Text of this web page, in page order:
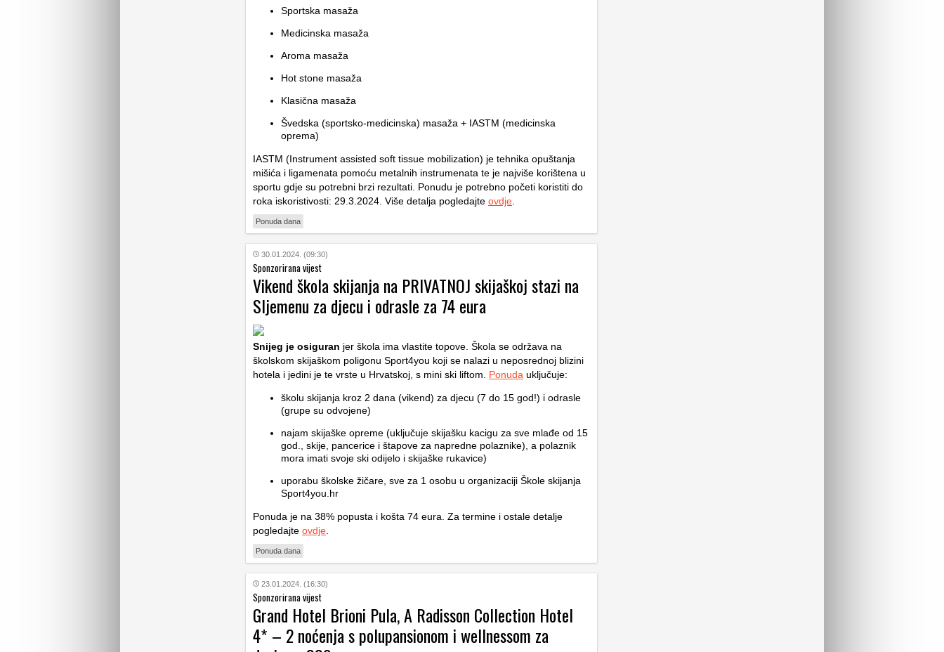
Sportska masaža
Medicinska masaža
Aroma masaža
Hot stone masaža
Klasična masaža
Švedska (sportsko-medicinska) masaža + IASTM (medicinska
oprema)
IASTM (Instrument assisted soft tissue mobilization) je tehnika opuštanja
mišića i ligamenata pomoću metalnih instrumenata te je najviše korištena u
sportu gdje su potrebni brzi rezultati. Ponudu je potrebno početi koristiti do
roka iskoristivosti: 29.3.2024. Više detalja pogledajte ovdje
Ponuda dana
30.01.2024. (09:30)
Sponzorirana vijest
Vikend škola skijanja na PRIVATNOJ skijaškoj stazi na
Sljemenu za djecu i odrasle za 74 eura
Snijeg je osiguran jer škola ima vlastite topove. Škola se održava na
školskom skijaškom poligonu Sport4you koji se nalazi u neposrednoj blizini
hotela i jedini je te vrste u Hrvatskoj, s mini ski liftom. Ponuda uključuje:
školu skijanja kroz 2 dana (vikend) za djecu (7 do 15 god!) i odrasle
(grupe su odvojene)
najam skijaške opreme (uključuje skijašku kacigu za sve mlađe od 15
god., skije, pancerice i štapove za napredne polaznike), a polaznik
mora imati svoje ski odijelo i skijaške rukavice)
uporabu školske žičare, sve za 1 osobu u organizaciji Škole skijanja
Sport4you.hr
Ponuda je na 38% popusta i košta 74 eura. Za termine i ostale detalje
pogledajte ovdje
Ponuda dana
23.01.2024. (16:30)
Sponzorirana vijest
Grand Hotel Brioni Pula, A Radisson Collection Hotel
4* – 2 noćenja s polupansionom i wellnessom za